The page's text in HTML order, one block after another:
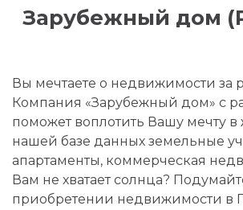
Зарубежный дом
Вы мечтаете о недвижимости за
Компания «Зарубежный дом» с
поможет воплотить Вашу мечту в
нашей базе данных земельные
апартаменты, коммерческая
Вам не хватает солнца?
приобретении недвижимости в